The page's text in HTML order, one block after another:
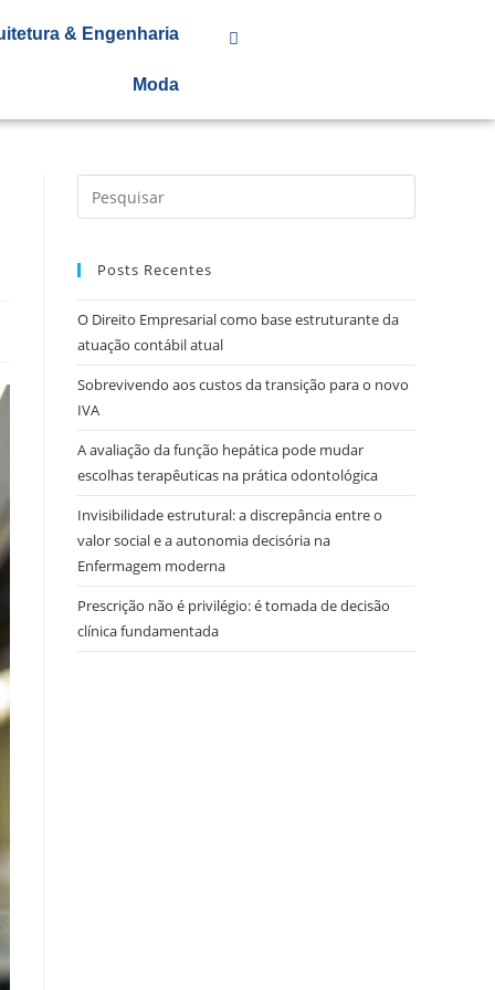
& Engenharia
Moda
Posts Recentes
O Direito Empresarial como base estruturante da
atuação contábil atual
Sobrevivendo aos custos da transição para o novo
IVA
A avaliação da função hepática pode mudar
escolhas terapêuticas na prática odontológica
Invisibilidade estrutural: a discrepância entre o
valor social e a autonomia decisória na
Enfermagem moderna
Prescrição não é privilégio: é tomada de decisão
clínica fundamentada